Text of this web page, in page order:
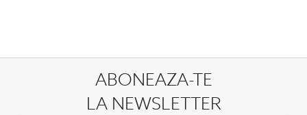
ABONEAZA-TE
LA NEWSLETTER